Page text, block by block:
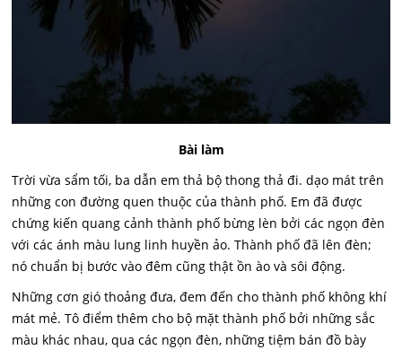
Bài làm
Trời vừa sẩm tối, ba dẫn em thả bộ thong thả đi. dạo mát trên
những con đường quen thuộc của thành phố. Em đã được
chứng kiến quang cảnh thành phố bừng lèn bởi các ngọn đèn
với các ánh màu lung linh huyền ảo. Thành phố đã lên đèn;
nó chuẩn bị bước vào đêm cũng thật ồn ào và sôi động.
Những cơn gió thoảng đưa, đem đến cho thành phố không khí
mát mẻ. Tô điểm thêm cho bộ mặt thành phố bởi những sắc
màu khác nhau, qua các ngọn đèn, những tiệm bán đồ bày